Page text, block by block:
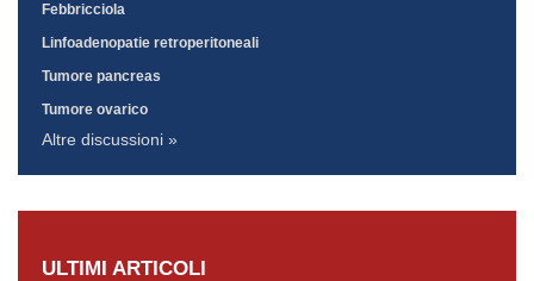
Febbricciola
Linfoadenopatie retroperitoneali
Tumore pancreas
Tumore ovarico
Altre discussioni »
ULTIMI ARTICOLI